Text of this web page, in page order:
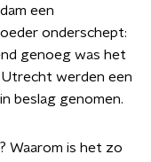
een
onderschept:
genoeg was het
werden een
beslag genomen.
Waarom is het zo